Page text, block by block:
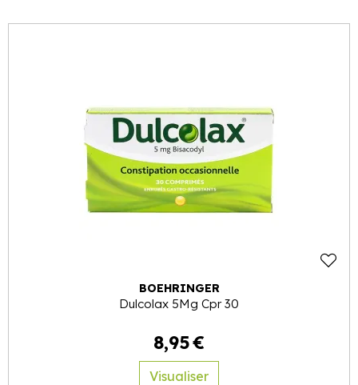
BOEHRINGER
Dulcolax 5Mg Cpr 30
8,95€
Visualiser